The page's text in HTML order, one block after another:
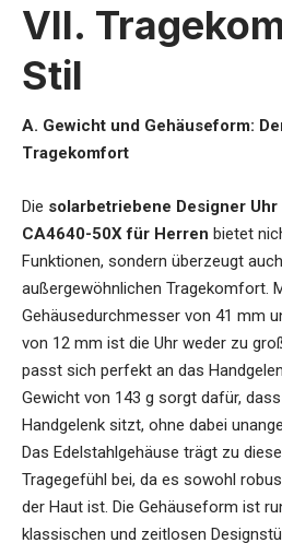
VII.
Stil
A. Gewicht und Gehäuseform:
Tragekomfort
Die solarbetriebene Designer
CA4640-50X für Herren bietet
Funktionen, sondern überzeugt
außergewöhnlichen Tragekomfort.
Gehäusedurchmesser von 41 mm
von 12 mm ist die Uhr weder zu
passt sich perfekt an das
Gewicht von 143 g sorgt dafür,
Handgelenk sitzt, ohne dabei
Das Edelstahlgehäuse trägt zu
Tragegefühl bei, da es sowohl
der Haut ist. Die Gehäuseform ist
klassischen und zeitlosen